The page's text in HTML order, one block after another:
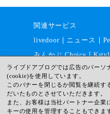
関連サービス
livedoor
ニュース
みんかぶ Choice
運営会社 採用情報
ガイドライン
サイト
ライブドアブログでは広告のパーソ
(cookie)を使用しています。
このバナーを閉じるか閲覧を継続す
だいたものとさせていただきます。
また、お客様は当社パートナー企業
キーの使用を管理することもできま